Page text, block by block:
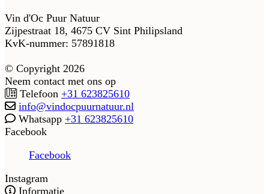
Vin d'Oc Puur Natuur
Zijpestraat 18, 4675 CV Sint Philipsland
KvK-nummer: 57891818
© Copyright 2026
Neem contact met ons op
Telefoon +31 623825610
info@vindocpuurnatuur.nl
Whatsapp +31 623825610
Facebook
Facebook
Instagram
Informatie